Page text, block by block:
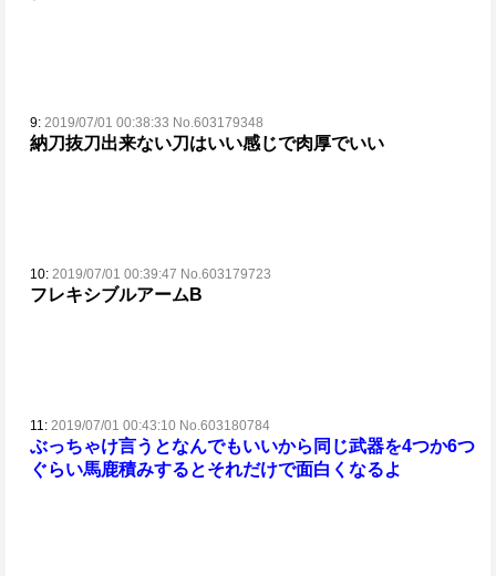
9: 2019/07/01 00:38:33 No.603179348
納刀抜刀出来ない刀はいい感じで肉厚でいい
10: 2019/07/01 00:39:47 No.603179723
フレキシブルアームB
11: 2019/07/01 00:43:10 No.603180784
ぶっちゃけ言うとなんでもいいから同じ武器を4つか6つ
ぐらい馬鹿積みするとそれだけで面白くなるよ